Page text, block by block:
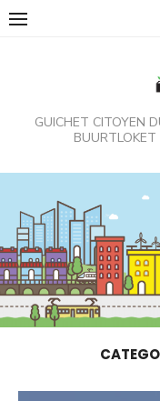
Skip
GUICHET CITOYEN